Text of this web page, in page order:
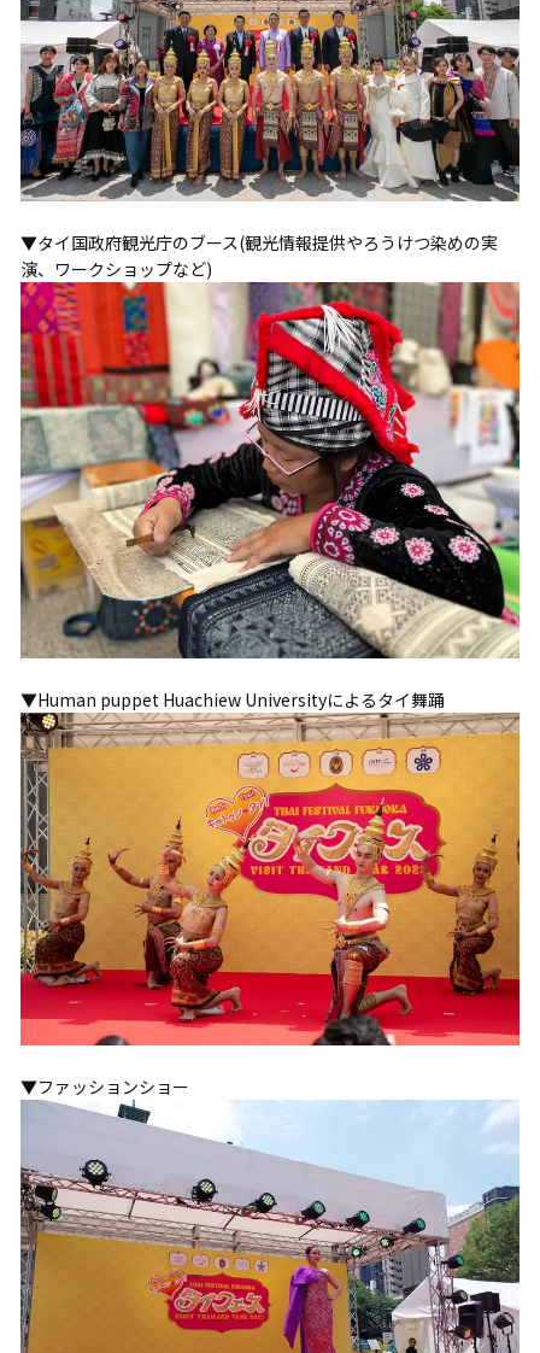
▼タイ国政府観光庁のブース(観光情報提供やろうけつ染めの実
演、ワークショップなど)
▼Human puppet Huachiew Universityによるタイ舞踊
▼ファッションショー